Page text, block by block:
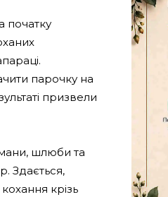
початку
парочку на
призвели
шлюби та
Здається,
крізь